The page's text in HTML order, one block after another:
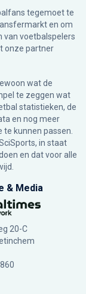
tegemoet te
en om
van voetbalspelers
onze partner
wat de
te zeggen wat
statistieken, de
en nog meer
kunnen passen.
in staat
en dat voor alle
& Media
20-C